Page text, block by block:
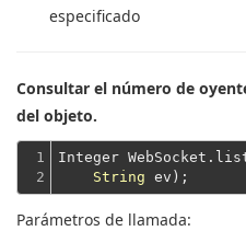
especificado
Consultar el número de
del objeto.
1
2
Integer
String
Parámetros de llamada: